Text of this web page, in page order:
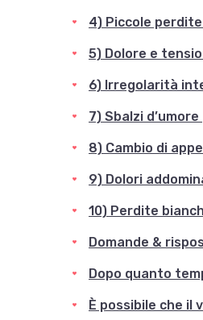
4) Piccole
5) Dolore e
6) Irregolarità
7) Sbalzi d’umore
8) Cambio di
9) Dolori
10) Perdite
Domande &
Dopo quanto
È possibile che